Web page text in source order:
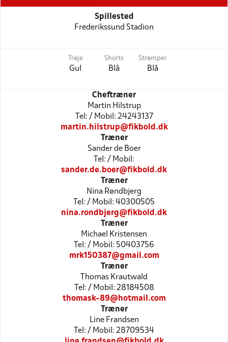
Spillested
Frederikssund Stadion
Trøje
Gul
Shorts
Blå
Strømper
Blå
Cheftræner
Martin Hilstrup
Tel: / Mobil: 24243137
martin.hilstrup@fikbold.dk
Træner
Sander de Boer
Tel: / Mobil:
sander.de.boer@fikbold.dk
Træner
Nina Røndbjerg
Tel: / Mobil: 40300505
nina.rondbjerg@fikbold.dk
Træner
Michael Kristensen
Tel: / Mobil: 50403756
mrk150387@gmail.com
Træner
Thomas Krautwald
Tel: / Mobil: 28184508
thomask-89@hotmail.com
Træner
Line Frandsen
Tel: / Mobil: 28709534